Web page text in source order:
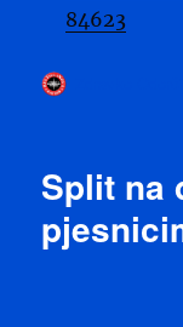
84623
Split na